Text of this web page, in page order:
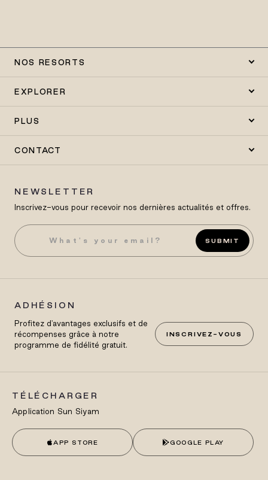
NOS RESORTS
EXPLORER
PLUS
CONTACT
NEWSLETTER
Inscrivez-vous pour recevoir nos dernières actualités et offres.
SUBMIT
ADHÉSION
Profitez d'avantages exclusifs et de
récompenses grâce à notre
programme de fidélité gratuit.
INSCRIVEZ-VOUS
TÉLÉCHARGER
Application Sun Siyam
APP STORE GOOGLE PLAY